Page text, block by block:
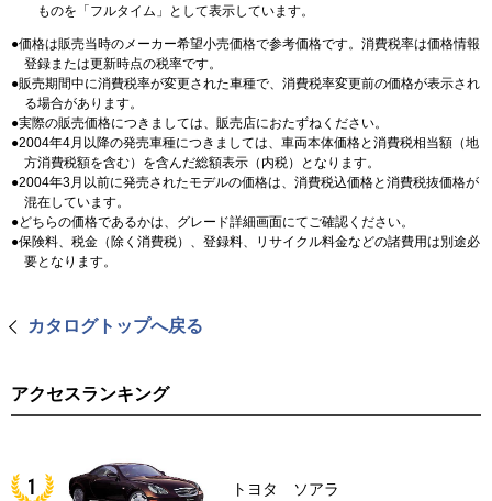
ものを「フルタイム」として表示しています。
価格は販売当時のメーカー希望小売価格で参考価格です。消費税率は価格情報
登録または更新時点の税率です。
販売期間中に消費税率が変更された車種で、消費税率変更前の価格が表示され
る場合があります。
実際の販売価格につきましては、販売店におたずねください。
2004年4月以降の発売車種につきましては、車両本体価格と消費税相当額（地
方消費税額を含む）を含んだ総額表示（内税）となります。
2004年3月以前に発売されたモデルの価格は、消費税込価格と消費税抜価格が
混在しています。
どちらの価格であるかは、グレード詳細画面にてご確認ください。
保険料、税金（除く消費税）、登録料、リサイクル料金などの諸費用は別途必
要となります。
カタログトップへ戻る
アクセスランキング
トヨタ ソアラ